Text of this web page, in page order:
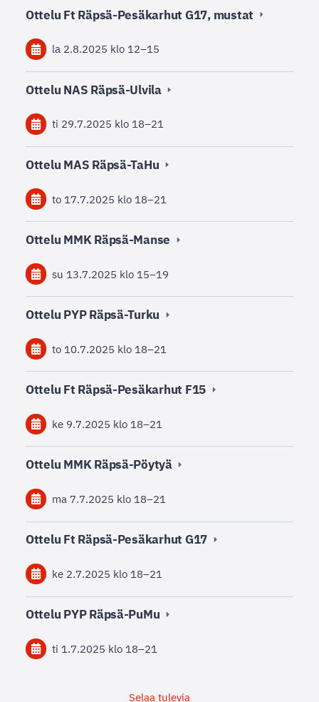
Ottelu Ft Räpsä-Pesäkarhut G17, mustat
la 2.8.2025 klo 12–15
Ottelu NAS Räpsä-Ulvila
ti 29.7.2025 klo 18–21
Ottelu MAS Räpsä-TaHu
to 17.7.2025 klo 18–21
Ottelu MMK Räpsä-Manse
su 13.7.2025 klo 15–19
Ottelu PYP Räpsä-Turku
to 10.7.2025 klo 18–21
Ottelu Ft Räpsä-Pesäkarhut F15
ke 9.7.2025 klo 18–21
Ottelu MMK Räpsä-Pöytyä
ma 7.7.2025 klo 18–21
Ottelu Ft Räpsä-Pesäkarhut G17
ke 2.7.2025 klo 18–21
Ottelu PYP Räpsä-PuMu
ti 1.7.2025 klo 18–21
Selaa tulevia